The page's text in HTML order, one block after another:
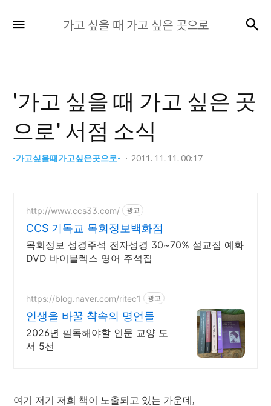
고
가
싶
은
로
가고 싶을 때 가고 싶은 곳으로
'가고 싶을 때 가고 싶은 곳
으로' 서점 소식
-가고싶을때가고싶은곳으로- 2011. 11. 11. 00:17
http://www.ccs33.com/ 광고
CCS 기독교 목회정보백화점
목회정보 성경주석 전자성경 30~70% 설교집 예화
DVD 바이블렉스 영어 주석집
https://blog.naver.com/ritec1 광고
인생을 바꿀 챡속의 명언들
2026년 필독해야할 인문 교양 도
서 5선
여기 저기 저희 책이 노출되고 있는 가운데,